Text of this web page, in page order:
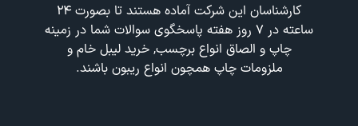
کارشناسان این شرکت آماده هستند تا بصورت ۲۴
ساعته در ۷ روز هفته پاسخگوی سوالات شما در زمینه
چاپ و الصاق انواع برچسب, خرید لیبل خام و
ملزومات چاپ همچون انواع ریبون باشند.